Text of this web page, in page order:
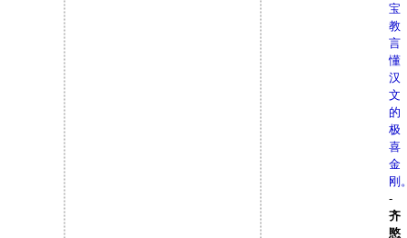
宝
教
言
懂
汉
文
的
极
喜
金
刚
-
齐
愍